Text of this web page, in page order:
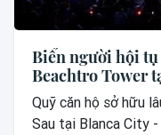
Biển người hội
Beachtro Tower
Quỹ căn hộ sở hữu
Sau tại Blanca City -